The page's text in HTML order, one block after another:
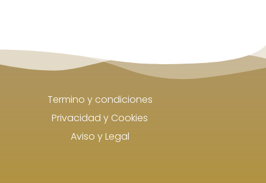
Termino y condiciones
Privacidad y Cookies
Aviso y Legal